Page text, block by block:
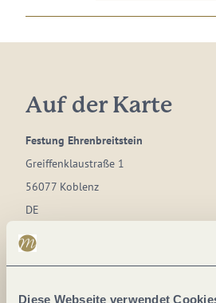
Diese Webseite verwendet
Auf der Karte
Festung Ehrenbreitstein
Greiffenklaustraße 1
56077 Koblenz
DE
Tel.:
Webseite:tor-zum-welterbe.de/